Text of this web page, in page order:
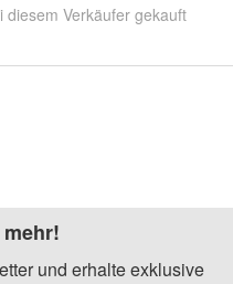
diesem Verkäufer gekauft
und erhalte exklusive